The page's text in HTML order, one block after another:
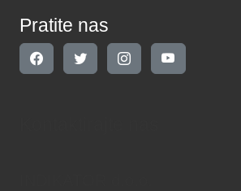
Pratite nas